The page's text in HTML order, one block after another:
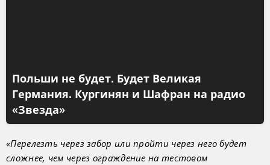
Польши не будет. Будет Великая
Германия. Кургинян и Шафран на радио
«Звезда»
«Перелезть через забор или пройти через него будет
сложнее, чем через ограждение на тестовом